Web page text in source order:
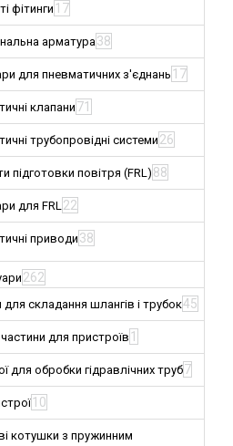
фітинги 17
арматура38
для пневматичних з'єднань 17
клапани71
трубопровідні системи26
підготовки повітря (FRL) 88
для FRL22
приводи 38
262
складання шлангів і трубок45
частини для пристроїв 1
для обробки гідравлічних труб7
10
котушки з пружинним